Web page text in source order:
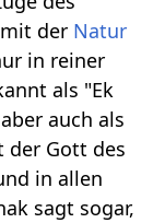
der Natur
in reiner
als "Ek
auch als
der Gott des
in allen
sagt sogar,